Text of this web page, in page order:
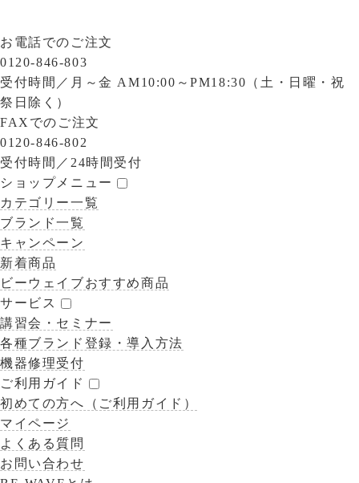
お電話でのご注文
0120-846-803
受付時間／ 月～金 AM10:00～PM18:30（土・日曜・祝
祭日除く）
FAXでのご注文
0120-846-802
受付時間／ 24時間受付
ショップメニュー
カテゴリー一覧
ブランド一覧
キャンペーン
新着商品
ビーウェイブおすすめ商品
サービス
講習会・セミナー
各種ブランド登録・導入方法
機器修理受付
ご利用ガイド
初めての方へ（ご利用ガイド）
マイページ
よくある質問
お問い合わせ